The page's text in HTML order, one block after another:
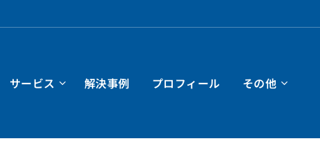
サービス 解決事例 プロフィール その他